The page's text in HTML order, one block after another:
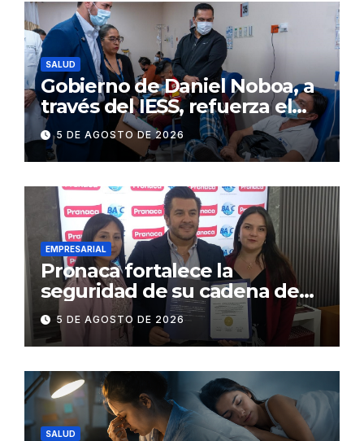
SALUD
Gobierno de Daniel Noboa, a
través del IESS, refuerza el
abastecimiento de insulina
en 86 establecimientos de
salud
5 DE AGOSTO DE 2026
EMPRESARIAL
Pronaca fortalece la
seguridad de su cadena de
suministro con certificación
BASC en dos plantas
5 DE AGOSTO DE 2026
SALUD